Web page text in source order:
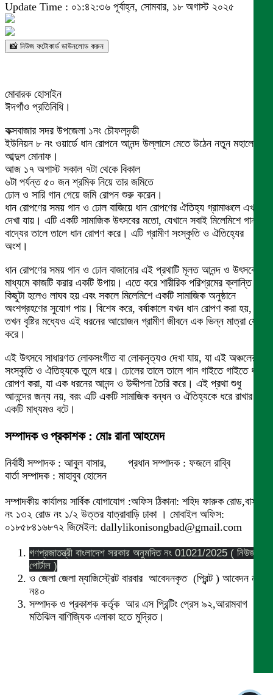
Update Time : ০১:৪২:৩৬ পূর্বাহ্ন, সোমবার, ১৮ অগাস্ট ২০২৫
📸 নিউজ ফটোকার্ড ডাউনলোড করুন
মোবারক হোসাইন
ঈদগাঁও প্রতিনিধি।
কক্সবাজার সদর উপজেলা ১নং চৌফলদন্ডী
ইউনিয়ন ৮ নং ওয়ার্ডে ধান রোপনে আনন্দ উল্লাসে মেতে উঠেন নতুন মহালের
আব্দুল মোনাফ।
আজ ১৭ অগাস্ট সকাল ৭টা থেকে বিকাল
৬টা পর্যন্ত ৫০ জন শ্রমিক নিয়ে তার জমিতে
ঢোল ও সারি গান গেয়ে জমি রোপন শুরু করেন।
ধান রোপণের সময় গান ও ঢোল বাজিয়ে ধান রোপণের ঐতিহ্য গ্রামাঞ্চলে এখনো
দেখা যায়। এটি একটি সামাজিক উৎসবের মতো, যেখানে সবাই মিলেমিশে গান ও
বাদ্যের তালে তালে ধান রোপণ করে। এটি গ্রামীণ সংস্কৃতি ও ঐতিহ্যের
অংশ।
ধান রোপণের সময় গান ও ঢোল বাজানোর এই প্রথাটি মূলত আনন্দ ও উৎসবের
মাধ্যমে কাজটি করার একটি উপায়। এতে করে শারীরিক পরিশ্রমের ক্লান্তি
কিছুটা হলেও লাঘব হয় এবং সকলে মিলেমিশে একটি সামাজিক অনুষ্ঠানে
অংশগ্রহণের সুযোগ পায়। বিশেষ করে, বর্ষাকালে যখন ধান রোপণ করা হয়,
তখন বৃষ্টির মধ্যেও এই ধরনের আয়োজন গ্রামীণ জীবনে এক ভিন্ন মাত্রা যোগ
করে।
এই উৎসবে সাধারণত লোকসংগীত বা লোকনৃত্যও দেখা যায়, যা এই অঞ্চলের
সংস্কৃতি ও ঐতিহ্যকে তুলে ধরে। ঢোলের তালে তালে গান গাইতে গাইতে ধান
রোপণ করা, যা এক ধরনের আনন্দ ও উদ্দীপনা তৈরি করে। এই প্রথা শুধু
আনন্দের জন্য নয়, বরং এটি একটি সামাজিক বন্ধন ও ঐতিহ্যকে ধরে রাখার
একটি মাধ্যমও বটে।
সম্পাদক ও প্রকাশক : মোঃ রানা আহমেদ
নির্বাহী সম্পাদক : আবুল বাসার, প্রধান সম্পাদক : ফজলে রাব্বি
বার্তা সম্পাদক : মাহাবুব হোসেন
সম্পাদকীয় কার্যালয় সার্বিক যোগাযোগ :অফিস ঠিকানা: শহিদ ফারুক রোড,বাসা
নং ১৩২ রোড নং ১/২ উত্তর যাত্রাবাড়ি ঢাকা । মোবাইল অফিস:
০১৮৫৮৪১৬৮৭২ জিমেইল: dallylikonisongbad@gmail.com
গণপ্রজাতন্ত্রী বাংলাদেশ সরকার অনুমদিত নং 01021/2025 ( নিউজ
পোর্টাল )
ও জেলা জেলা ম্যাজিস্ট্রেট বারবার আবেদনকৃত (প্রিন্ট ) আবেদন নং
ন৪০
সম্পাদক ও প্রকাশক কর্তৃক আর এস প্রিন্টিং প্রেস ৯২,আরামবাগ
মতিঝিল বাণিজ্যিক এলাকা হতে মুদ্রিত।